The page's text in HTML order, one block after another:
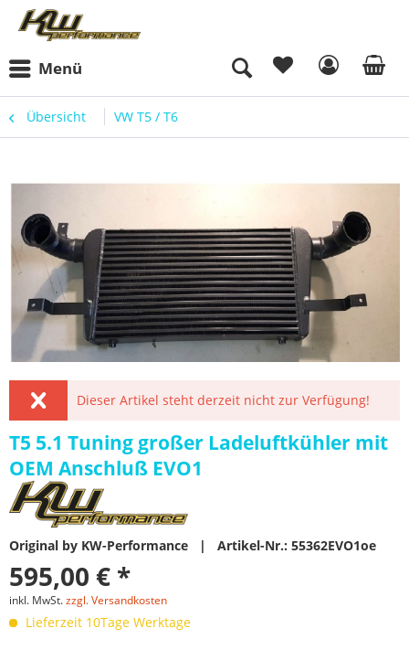
Menü
Übersicht VW T5 / T6
Dieser Artikel steht derzeit nicht zur Verfügung!
T5 5.1 Tuning großer Ladeluftkühler mit
OEM Anschluß EVO1
Original by KW-Performance | Artikel-Nr.: 55362EVO1oe
595,00 € *
inkl. MwSt.zzgl. Versandkosten
Lieferzeit 10Tage Werktage